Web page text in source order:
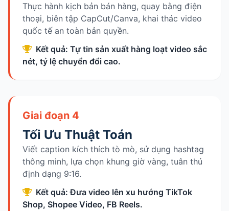
Thực hành kịch bản bán hàng, quay bằng điện
thoại, biên tập CapCut/Canva, khai thác video
quốc tế an toàn bản quyền.
Kết quả: Tự tin sản xuất hàng loạt video sắc
nét, tỷ lệ chuyển đổi cao.
Giai đoạn 4
Tối Ưu Thuật Toán
Viết caption kích thích tò mò, sử dụng hashtag
thông minh, lựa chọn khung giờ vàng, tuân thủ
định dạng 9:16.
Kết quả: Đưa video lên xu hướng TikTok
Shop, Shopee Video, FB Reels.